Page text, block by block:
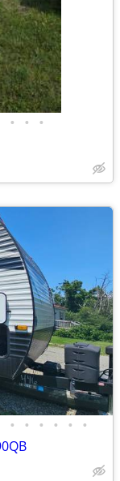
• • •
• • • • • •